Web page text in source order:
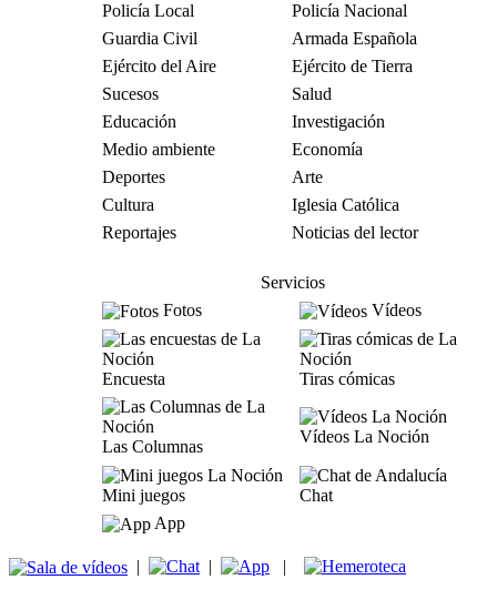
Policía Local
Policía Nacional
Guardia Civil
Armada Española
Ejército del Aire
Ejército de Tierra
Sucesos
Salud
Educación
Investigación
Medio ambiente
Economía
Deportes
Arte
Cultura
Iglesia Católica
Reportajes
Noticias del lector
Servicios
Fotos
Vídeos
Encuesta Tiras cómicas
Las Columnas
Vídeos La Noción
Mini juegos
Chat
App
| | |